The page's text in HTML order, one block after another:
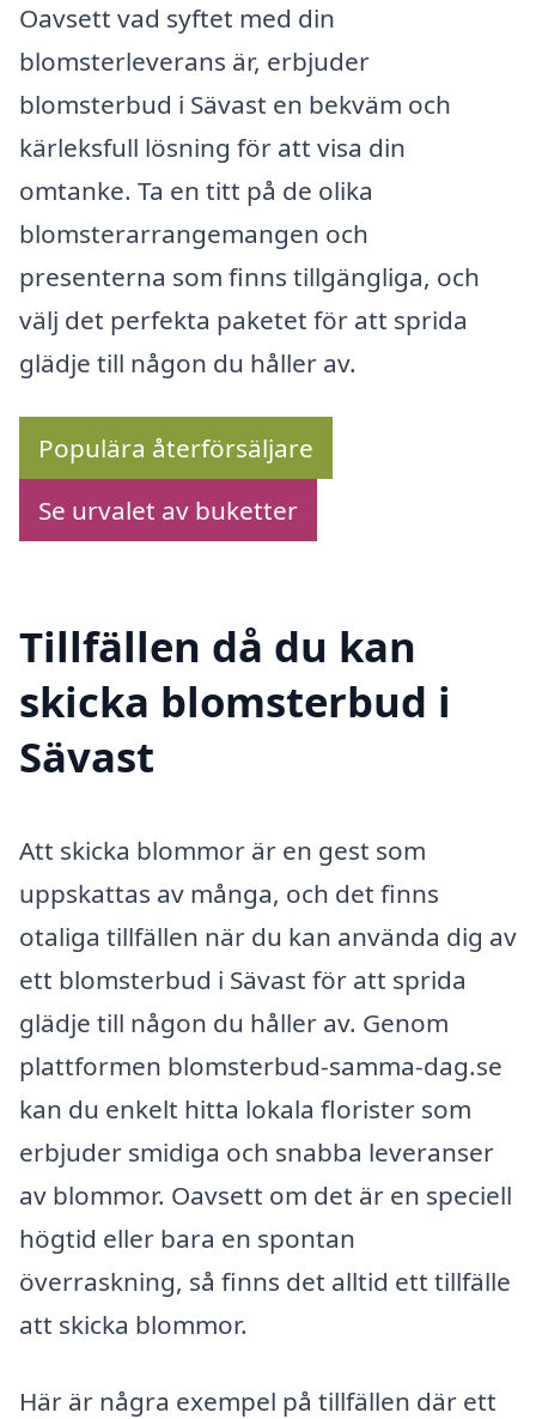
Oavsett vad syftet med din
blomsterleverans är, erbjuder
blomsterbud i Sävast en bekväm och
kärleksfull lösning för att visa din
omtanke. Ta en titt på de olika
blomsterarrangemangen och
presenterna som finns tillgängliga, och
välj det perfekta paketet för att sprida
glädje till någon du håller av.
Populära återförsäljare
Se urvalet av buketter
Tillfällen då du kan
skicka blomsterbud i
Sävast
Att skicka blommor är en gest som
uppskattas av många, och det finns
otaliga tillfällen när du kan använda dig av
ett blomsterbud i Sävast för att sprida
glädje till någon du håller av. Genom
plattformen blomsterbud-samma-dag.se
kan du enkelt hitta lokala florister som
erbjuder smidiga och snabba leveranser
av blommor. Oavsett om det är en speciell
högtid eller bara en spontan
överraskning, så finns det alltid ett tillfälle
att skicka blommor.
Här är några exempel på tillfällen där ett